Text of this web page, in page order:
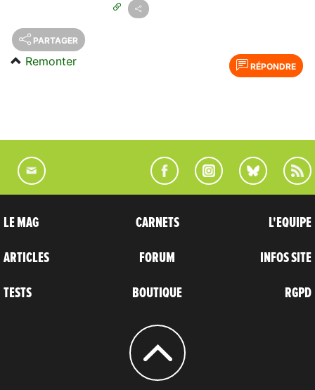
PARTAGER
RÉPONDRE
Remonter
LE MAG
ARTICLES
TESTS
CARNETS
FORUM
BOUTIQUE
L'EQUIPE
INFOS SITE
RGPD